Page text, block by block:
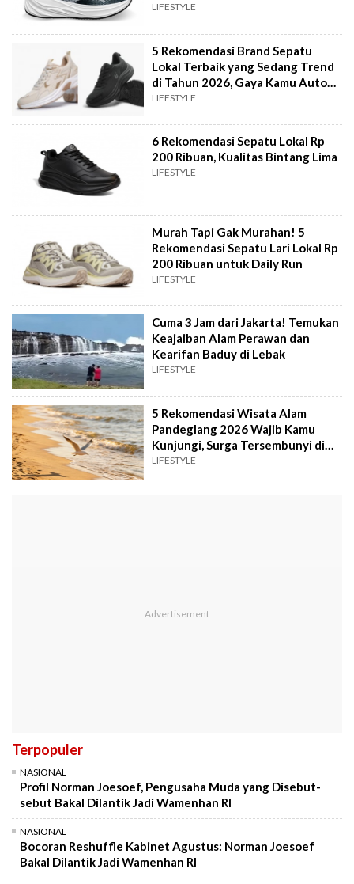
LIFESTYLE
5 Rekomendasi Brand Sepatu
Lokal Terbaik yang Sedang Trend
di Tahun 2026, Gaya Kamu Auto
Naik Level
LIFESTYLE
6 Rekomendasi Sepatu Lokal Rp
200 Ribuan, Kualitas Bintang Lima
LIFESTYLE
Murah Tapi Gak Murahan! 5
Rekomendasi Sepatu Lari Lokal Rp
200 Ribuan untuk Daily Run
LIFESTYLE
Cuma 3 Jam dari Jakarta! Temukan
Keajaiban Alam Perawan dan
Kearifan Baduy di Lebak
LIFESTYLE
5 Rekomendasi Wisata Alam
Pandeglang 2026 Wajib Kamu
Kunjungi, Surga Tersembunyi di
Ujung Jawa
LIFESTYLE
Terpopuler
NASIONAL
Profil Norman Joesoef, Pengusaha Muda yang Disebut-
sebut Bakal Dilantik Jadi Wamenhan RI
NASIONAL
Bocoran Reshuffle Kabinet Agustus: Norman Joesoef
Bakal Dilantik Jadi Wamenhan RI